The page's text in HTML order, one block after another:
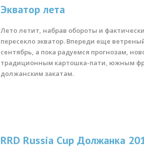
Экватор лета
Лето летит, набрав обороты и
пересекло экватор. Впереди еще
сентябрь, а пока радуемся прогнозам,
традиционным картошка-пати, южным
должанским закатам.
RRD Russia Cup Должанка